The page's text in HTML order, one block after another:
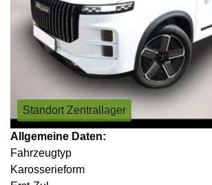
Standort Zentrallager
Allgemeine Daten:
Fahrzeugtyp
Karosserieform